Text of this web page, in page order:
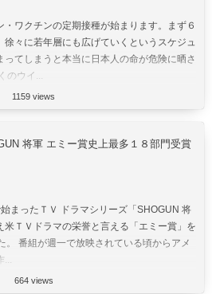
ワクチンの定期接種が始まります。まず６
徐々に若年層にも広げていくというスケジュ
ってしまうと本当に日本人の命が危険に晒さ
のウイ...
1159 views
将軍 エミー賞史上最多１８部門受賞
まったＴＶ ドラマシリーズ「SHOGUN 将
ＴＶドラマの栄誉と言える「エミー賞」を
。 番組が週一で放映されている頃からアメ
664 views